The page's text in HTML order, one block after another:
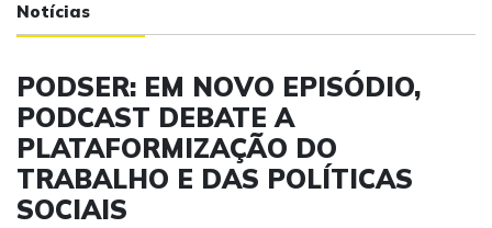
Notícias
PODSER: EM NOVO EPISÓDIO,
PODCAST DEBATE A
PLATAFORMIZAÇÃO DO
TRABALHO E DAS POLÍTICAS
SOCIAIS